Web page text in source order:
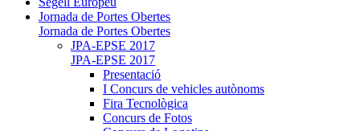
Jornada de Portes Obertes
Jornada de Portes Obertes
JPA-EPSE 2017
JPA-EPSE 2017
Presentació
I Concurs de vehicles autònoms
Fira Tecnològica
Concurs de Fotos